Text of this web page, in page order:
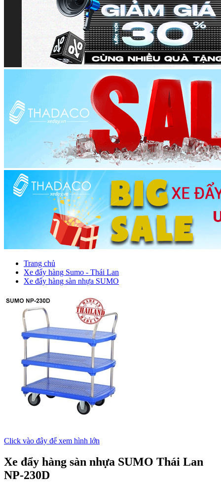
Trang chủ
Xe đẩy hàng Sumo - Thái Lan
Xe đẩy hàng sàn nhựa SUMO
Click vào đây để xem hình lớn
Xe đẩy hàng sàn nhựa SUMO Thái Lan
NP-230D